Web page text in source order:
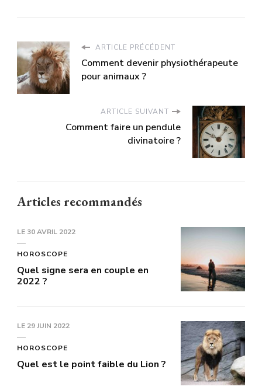
ARTICLE PRÉCÉDENT
Comment devenir physiothérapeute
pour animaux ?
ARTICLE SUIVANT
Comment faire un pendule
divinatoire ?
Articles recommandés
LE 30 AVRIL 2022
HOROSCOPE
Quel signe sera en couple en
2022 ?
LE 29 JUIN 2022
HOROSCOPE
Quel est le point faible du Lion ?